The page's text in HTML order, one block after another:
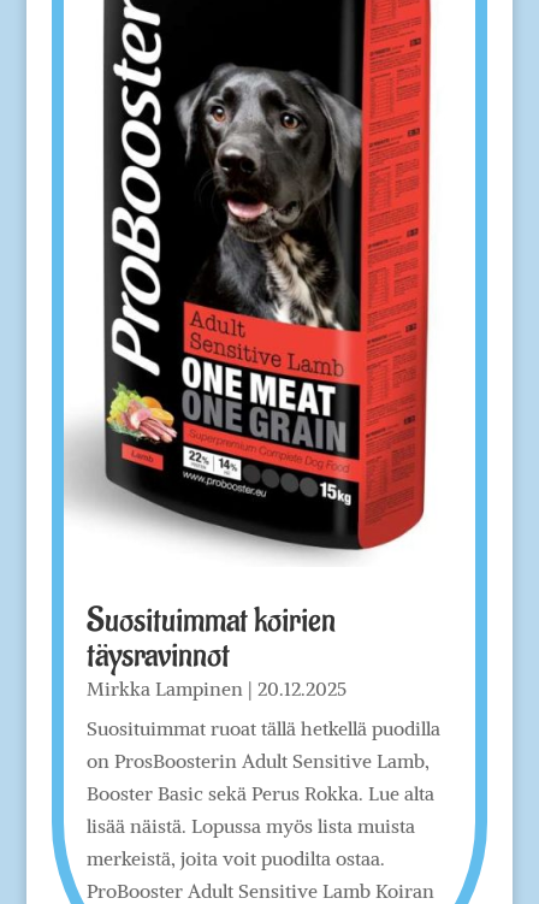
Suosituimmat koirien
täysravinnot
Mirkka Lampinen | 20.12.2025
Suosituimmat ruoat tällä hetkellä puodilla
on ProsBoosterin Adult Sensitive Lamb,
Booster Basic sekä Perus Rokka. Lue alta
lisää näistä. Lopussa myös lista muista
merkeistä, joita voit puodilta ostaa.
ProBooster Adult Sensitive Lamb Koiran